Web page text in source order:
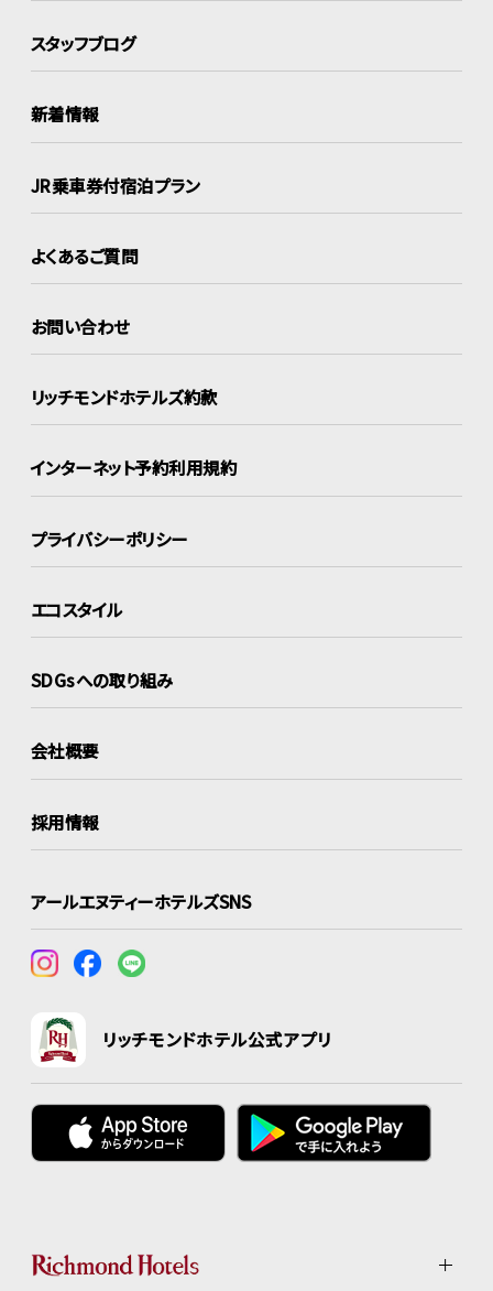
スタッフブログ
新着情報
JR乗車券付宿泊プラン
よくあるご質問
お問い合わせ
リッチモンドホテルズ約款
インターネット予約利用規約
プライバシーポリシー
エコスタイル
SDGsへの取り組み
会社概要
採用情報
アールエヌティーホテルズSNS
リッチモンドホテル公式アプリ